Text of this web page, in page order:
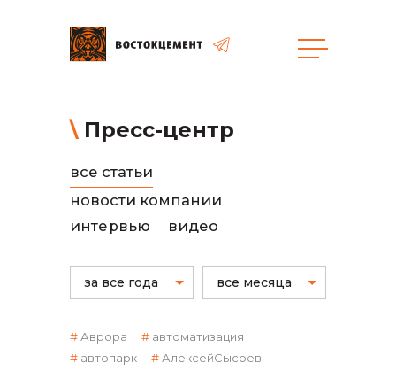
Пресс-центр
все статьи
новости компании
интервью
видео
за все года все месяца
Аврора
автоматизация
автопарк
АлексейСысоев